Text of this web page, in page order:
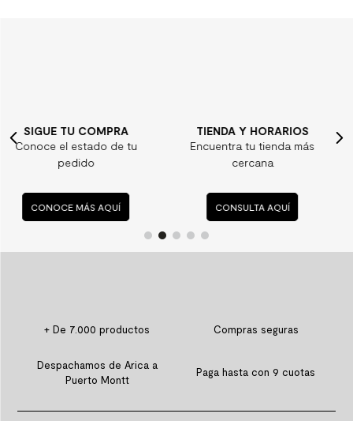
TIENDA Y HORARIOS
Encuentra tu tienda más
cercana
CONSULTA AQUÍ
¿ALGUNA DUDA?
Consulta nuestras
preguntas frecuentes
CONSULTA AQUÍ
+ De 7.000 productos Compras seguras
Despachamos de Arica a
Puerto Montt
Paga hasta con 9 cuotas